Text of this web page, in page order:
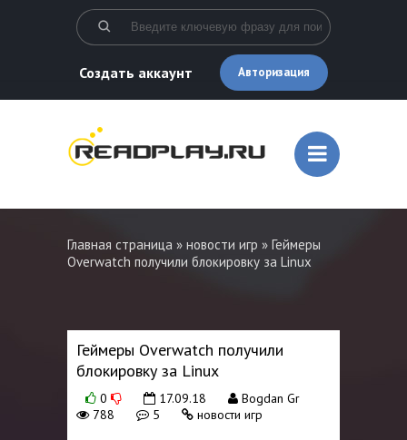
Создать аккаунт Авторизация
Главная страница » новости игр » Геймеры
Overwatch получили блокировку за Linux
Геймеры Overwatch получили
блокировку за Linux
0 17.09.18
Bogdan Gr
788
5 новости игр